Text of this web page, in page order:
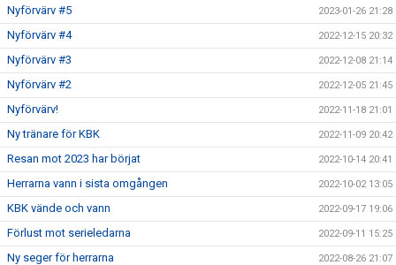
Nyförvärv #5 2023-01-26 21:28
Nyförvärv #4 2022-12-15 20:32
Nyförvärv #3 2022-12-08 21:14
Nyförvärv #2 2022-12-05 21:45
Nyförvärv! 2022-11-18 21:01
Ny tränare för KBK 2022-11-09 20:42
Resan mot 2023 har börjat 2022-10-14 20:41
Herrarna vann i sista omgången 2022-10-02 13:05
KBK vände och vann 2022-09-17 19:06
Förlust mot serieledarna 2022-09-11 15:25
Ny seger för herrarna 2022-08-26 21:07